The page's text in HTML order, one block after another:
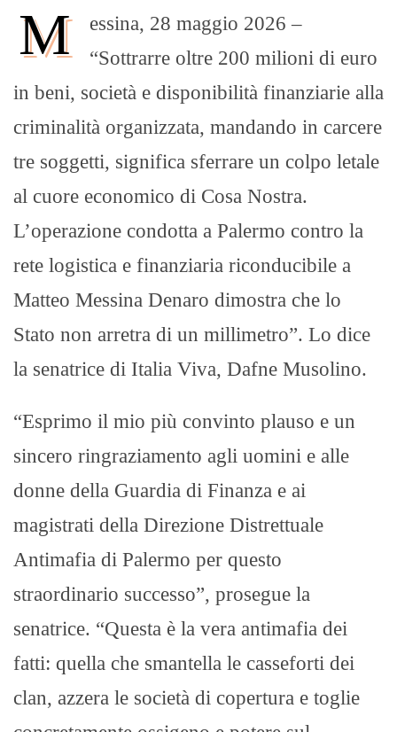
M
essina, 28 maggio 2026 –
“Sottrarre oltre 200 milioni di euro
in beni, società e disponibilità finanziarie alla
criminalità organizzata, mandando in carcere
tre soggetti, significa sferrare un colpo letale
al cuore economico di Cosa Nostra.
L’operazione condotta a Palermo contro la
rete logistica e finanziaria riconducibile a
Matteo Messina Denaro dimostra che lo
Stato non arretra di un millimetro”. Lo dice
la senatrice di Italia Viva, Dafne Musolino.
“Esprimo il mio più convinto plauso e un
sincero ringraziamento agli uomini e alle
donne della Guardia di Finanza e ai
magistrati della Direzione Distrettuale
Antimafia di Palermo per questo
straordinario successo”, prosegue la
senatrice. “Questa è la vera antimafia dei
fatti: quella che smantella le casseforti dei
clan, azzera le società di copertura e toglie